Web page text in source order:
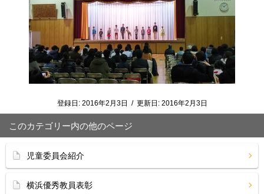
登録日: 2016年2月3日 / 更新日: 2016年2月3日
このカテゴリー内の他のページ
児童委員会紹介
横浜優秀教員表彰